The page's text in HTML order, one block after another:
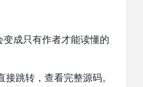
成只有作者才能读懂的
跳转，查看完整源码。